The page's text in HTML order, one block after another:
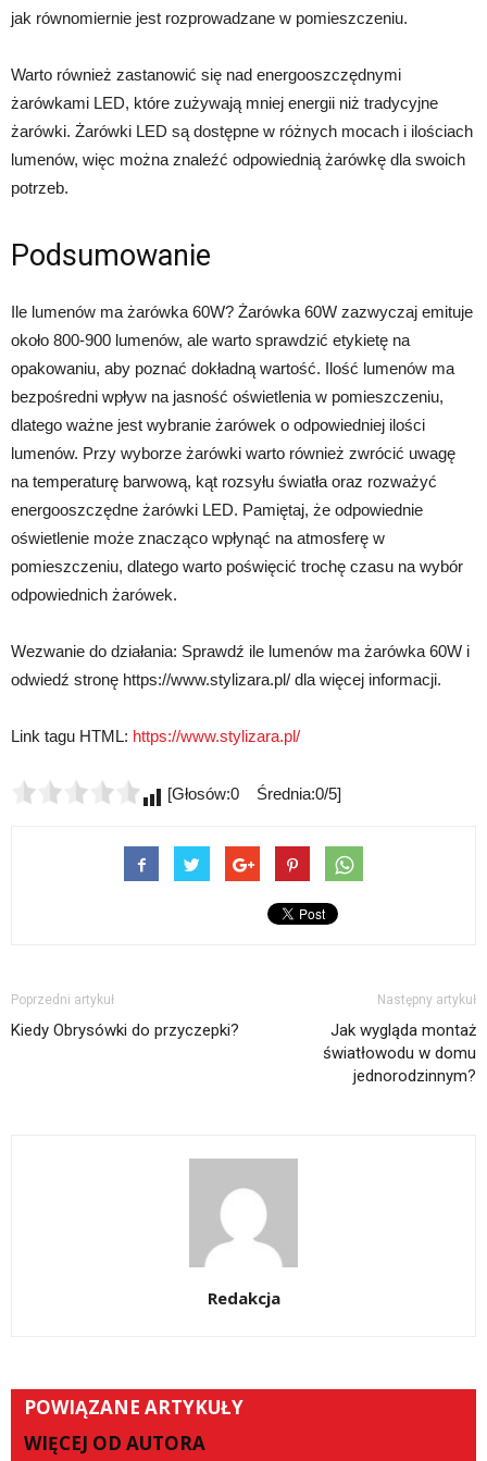
jak równomiernie jest rozprowadzane w pomieszczeniu.
Warto również zastanowić się nad energooszczędnymi
żarówkami LED, które zużywają mniej energii niż tradycyjne
żarówki. Żarówki LED są dostępne w różnych mocach i ilościach
lumenów, więc można znaleźć odpowiednią żarówkę dla swoich
potrzeb.
Podsumowanie
Ile lumenów ma żarówka 60W? Żarówka 60W zazwyczaj emituje
około 800-900 lumenów, ale warto sprawdzić etykietę na
opakowaniu, aby poznać dokładną wartość. Ilość lumenów ma
bezpośredni wpływ na jasność oświetlenia w pomieszczeniu,
dlatego ważne jest wybranie żarówek o odpowiedniej ilości
lumenów. Przy wyborze żarówki warto również zwrócić uwagę
na temperaturę barwową, kąt rozsyłu światła oraz rozważyć
energooszczędne żarówki LED. Pamiętaj, że odpowiednie
oświetlenie może znacząco wpłynąć na atmosferę w
pomieszczeniu, dlatego warto poświęcić trochę czasu na wybór
odpowiednich żarówek.
Wezwanie do działania: Sprawdź ile lumenów ma żarówka 60W i
odwiedź stronę https://www.stylizara.pl/ dla więcej informacji.
Link tagu HTML: https://www.stylizara.pl/
[Głosów:0 Średnia:0/5]
Poprzedni artykuł
Kiedy Obrysówki do przyczepki?
Następny artykuł
Jak wygląda montaż
światłowodu w domu
jednorodzinnym?
Redakcja
POWIĄZANE ARTYKUŁY
WIĘCEJ OD AUTORA